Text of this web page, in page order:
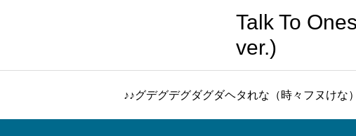
Talk To
ver.)
♪♪グデグデグダグダヘタれな（時々フヌけ